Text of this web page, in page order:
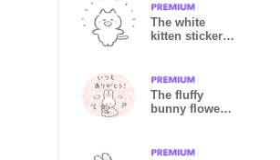
The white
kitten stickers
The fluffy
bunny flower